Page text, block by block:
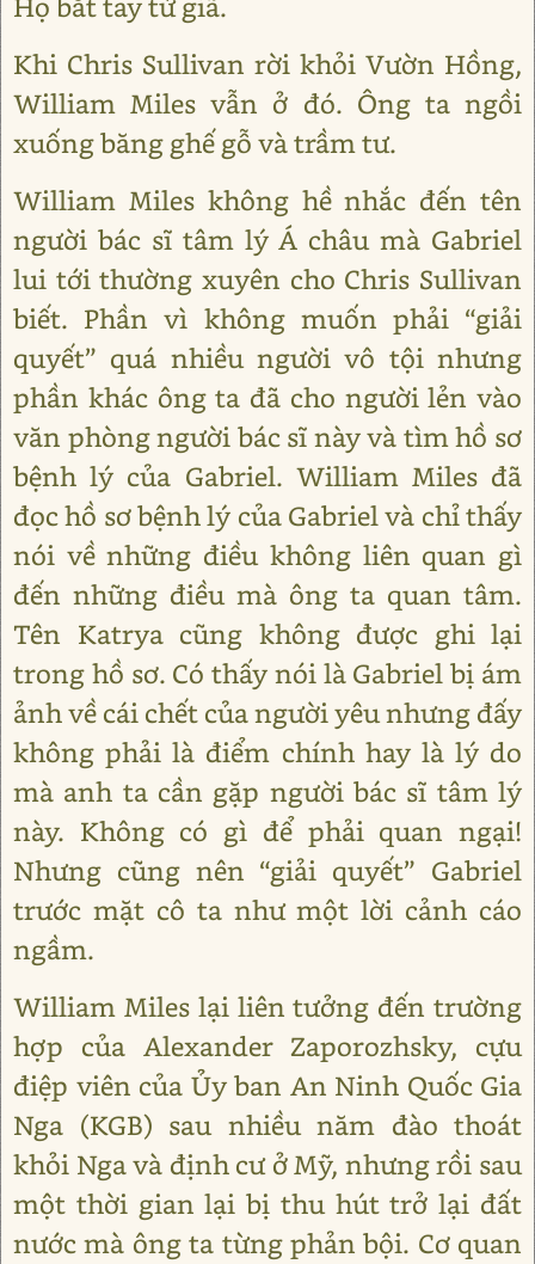
Khi Chris Sullivan rời khỏi Vườn Hồng,
William Miles vẫn ở đó. Ông ta ngồi
xuống băng ghế gỗ và trầm tư.
William Miles không hề nhắc đến tên
người bác sĩ tâm lý Á châu mà Gabriel
lui tới thường xuyên cho Chris Sullivan
biết. Phần vì không muốn phải “giải
quyết” quá nhiều người vô tội nhưng
phần khác ông ta đã cho người lẻn vào
văn phòng người bác sĩ này và tìm hồ sơ
bệnh lý của Gabriel. William Miles đã
đọc hồ sơ bệnh lý của Gabriel và chỉ thấy
nói về những điều không liên quan gì
đến những điều mà ông ta quan tâm.
Tên Katrya cũng không được ghi lại
trong hồ sơ. Có thấy nói là Gabriel bị ám
ảnh về cái chết của người yêu nhưng đấy
không phải là điểm chính hay là lý do
mà anh ta cần gặp người bác sĩ tâm lý
này. Không có gì để phải quan ngại!
Nhưng cũng nên “giải quyết” Gabriel
trước mặt cô ta như một lời cảnh cáo
ngầm.
William Miles lại liên tưởng đến trường
hợp của Alexander Zaporozhsky, cựu
điệp viên của Ủy ban An Ninh Quốc Gia
Nga (KGB) sau nhiều năm đào thoát
khỏi Nga và định cư ở Mỹ, nhưng rồi sau
một thời gian lại bị thu hút trở lại đất
nước mà ông ta từng phản bội. Cơ quan